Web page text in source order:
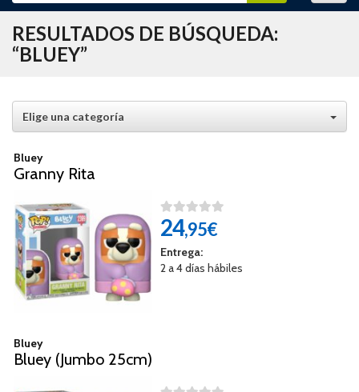
RESULTADOS DE BÚSQUEDA:
“BLUEY”
Elige una categoría
Bluey
Granny Rita
24,95€
Entrega:
2 a 4 días hábiles
Bluey
Bluey (Jumbo 25cm)